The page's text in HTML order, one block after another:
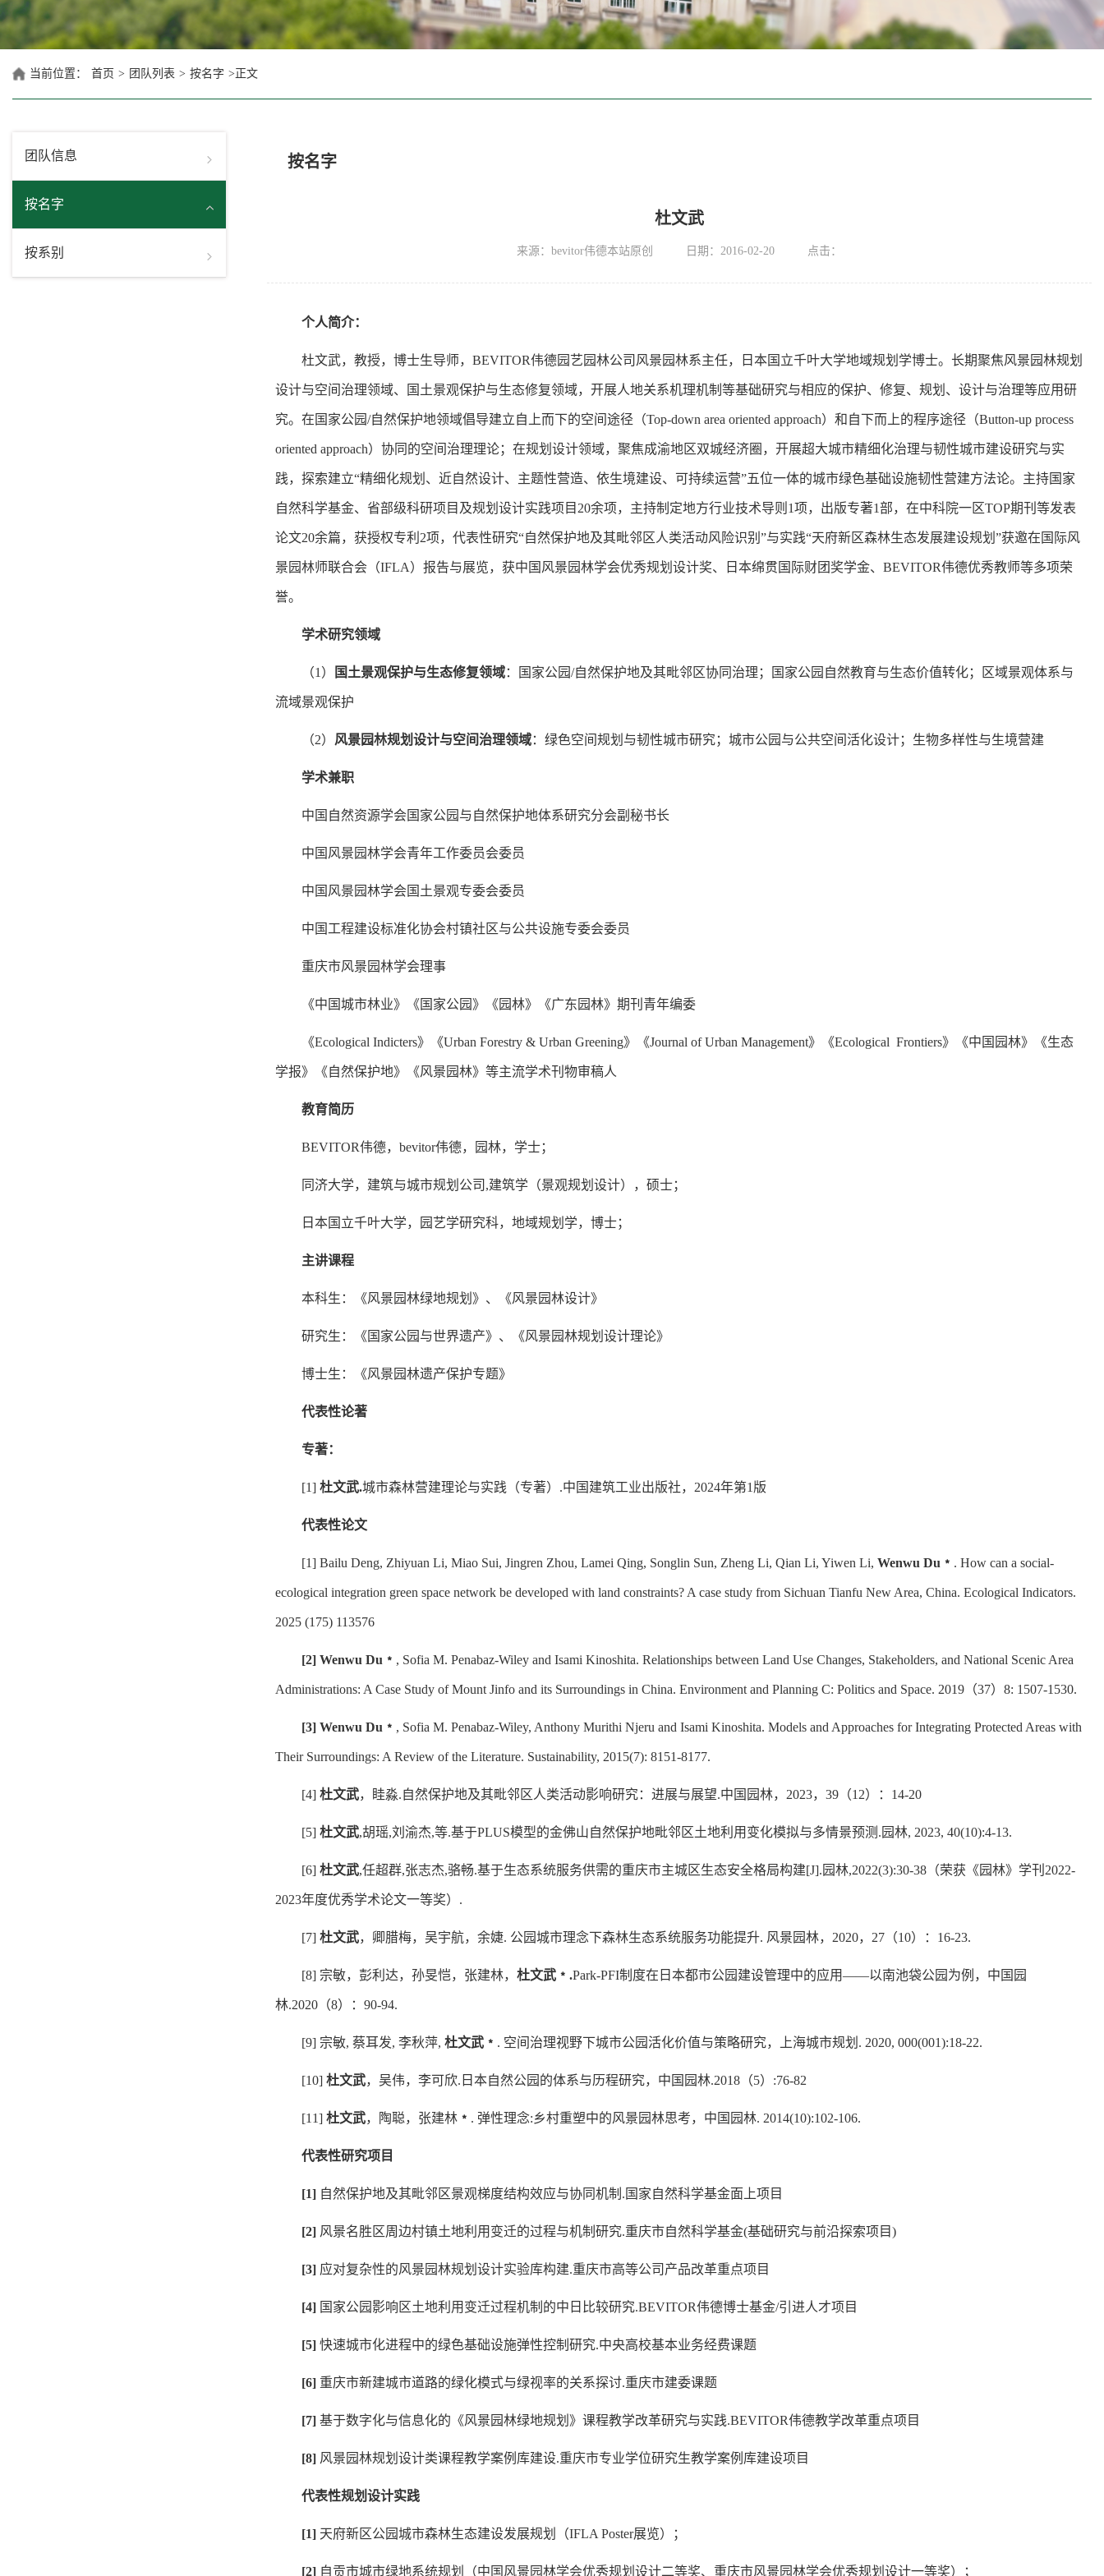
当前位置： 首页 > 团队列表 > 按名字 > 正文
团队信息
按名字
按系别
按名字
杜文武
来源：bevitor伟德本站原创 日期：2016-02-20 点击：
个人简介：
杜文武，教授，博士生导师，BEVITOR伟德园艺 园林公司风景园林系主任，日本国立千叶大学地域规划学博士。长期聚焦风景园林规划
设计与空间治理领域、国土景观保护与生态修复领域， 开展人地关系机理机制 等基础研究与相应的保护、 修复、规划 、 设计与治理等应用研
究。 在国家公园/自然保护地领域倡导建立自上而下的空间途径 （Top-down area oriented approach） 和自下而上的程序途径 （Button-up process
oriented approach） 协同的空间治理理论；在规划设计领域，聚焦成渝地区双城经济圈，开展超大城市精细化治理与韧性城市建设研究与实
践， 探索建立“精细化规划、近自然设计、主题性营造、依生境建设、可持续运营”五位一体的城市绿色基础设施韧性营建方法论。主持国家
自然科学基金、省部级科研项目及规划设计实践项目 20余项，主持制定地方行业技术导则 1项，出版专著1部，在中科院一区TOP期刊等发表
论文20余篇，获授权专利 2项，代表性研究“自然保护地及其毗邻区人类活动风险识别”与实践“天府新区森林生态发展建设规划”获邀在国际风
景园林师联合会 （IFLA） 报告与展览，获中国风景园林学会优秀规划设计奖、日本绵贯国际财团奖学金、BEVITOR伟德优秀教师等多项荣
誉。
学术研究领域
（1 ） 国土景观保护与生态修复领域：国家公园/自然保护地及其毗邻区协同治理；国家公园自然教育与生态价值转化；区域景观体系与
流域景观保护
（2） 风景园林规划设计与空间治理领域：绿色空间规划与韧性城市研究；城市公园与公共空间活化设计；生物多样性与生境营建
学术兼职
中国自然资源学会国家公园与自然保护地体系研究分会副秘书长
中国风景园林学会青年工作委员会委员
中国风景园林学会国土景观专委会委员
中国工程建设标准化协会村镇社区与公共设施专委会委员
重庆市风景园林学会理事
《中国城市林业》 《国家公园 》《园林》《广东园林》期刊青年编委
《Ecological Indicters》《Urban Forestry & Urban Greening》《Journal of Urban Management》《Ecological Frontiers》《中国园林》《生态
学报》《自然保护地》《风景园林》 等主流学术刊物审稿人
教育简历
BEVITOR伟德，bevitor伟德， 园林，学士；
同济大学，建筑与城市规划公司 ,建筑学（景观规划设计），硕士；
日本国立千叶大学，园艺学研究科，地域规划学，博士；
主讲课程
本科生：《风景园林绿地规划》、《风景园林设计》
研究生：《国家公园与世界遗产》、《风景园林规划设计理论》
博士生：《风景园林遗产保护专题》
代表性论著
专著：
[1] 杜文武.城市森林营建理论与实践（专著） .中国建筑工业出版社， 2024年第1 版
代表性论文
[1] Bailu Deng, Zhiyuan Li, Miao Sui, Jingren Zhou, Lamei Qing, Songlin Sun, Zheng Li, Qian Li, Yiwen Li, Wenwu Du ﹡ . How can a social-
ecological integration green space network be developed with land constraints? A case study from Sichuan Tianfu New Area, China. Ecological Indicators.
2025 (175) 113576
[2] Wenwu Du ﹡ , Sofia M. Penabaz-Wiley and Isami Kinoshita. Relationships between Land Use Changes, Stakeholders, and National Scenic Area
Administrations: A Case Study of Mount Jinfo and its Surroundings in China. Environment and Planning C: Politics and Space. 2019 （37） 8: 1507-1530.
[3] Wenwu Du ﹡ , Sofia M. Penabaz-Wiley, Anthony Murithi Njeru and Isami Kinoshita. Models and Approaches for Integrating Protected Areas with
Their Surroundings: A Review of the Literature. Sustainability, 2015(7): 8151-8177.
[4] 杜文武，眭淼.自然保护地及其毗邻区人类活动影响研究：进展与展望.中国园林， 2023， 39 （12）： 14-20
[5] 杜文武,胡瑶,刘渝杰,等.基于PLUS模型的金佛山自然保护地毗邻区土地利用变化模拟与多情景预测 . 园林, 2023, 40(10):4-13.
[6] 杜文武,任超群,张志杰,骆畅.基于生态系统服务供需的重庆市主城区生态安全格局构建[J]. 园林,2022(3):30-38 （荣获《园林》学刊 2022-
2023年度优秀学术论文一等奖） .
[7] 杜文武，卿腊梅，吴宇航，余婕. 公园城市理念下森林生态系统服务功能提升. 风景园林， 2020， 27 （10）： 16-23.
[8] 宗敏，彭利达，孙旻恺，张建林， 杜文武 ﹡ .Park-PFI制度在日本都市公园建设管理中的应用——以南池袋公园为例， 中国园
林.2020 （8）： 90-94.
[9] 宗敏, 蔡耳发, 李秋萍, 杜文武 ﹡ . 空间治理视野下城市公园活化价值与策略研究， 上海城市规划 . 2020, 000(001):18-22.
[10] 杜文武，吴伟，李可欣. 日本自然公园的体系与历程研究， 中国园林.2018 （5） :76-82
[11] 杜文武，陶聪，张建林 ﹡ . 弹性理念:乡村重塑中的风景园林思考， 中国园林. 2014(10):102-106.
代表性研究项目
[1] 自然保护地及其毗邻区景观梯度结构效应与协同机制 . 国家自然科学基金面上项目
[2] 风景名胜区周边村镇土地利用变迁的过程与机制研究.重庆市自然科学基金(基础研究与前沿探索项目)
[3] 应对复杂性的风景园林规划设计实验库构建.重庆市高等公司产品改革重点项目
[4] 国家公园影响区土地利用变迁过程机制的中日比较研究.BEVITOR伟德博士基金/引进人才项目
[5] 快速城市化进程中的绿色基础设施弹性控制研究.中央高校基本业务经费课题
[6] 重庆市新建城市道路的绿化模式与绿视率的关系探讨.重庆市建委课题
[7] 基于数字化与信息化的《风景园林绿地规划》课程教学改革研究与实践.BEVITOR伟德教学改革重点项目
[8] 风景园林规划设计类课程教学案例库建设.重庆市专业学位研究生教学案例库建设项目
代表性规划设计实践
[1] 天府新区公园城市森林生态建设发展规划 （IFLA Poster展览） ；
[2] 自贡市城市绿地系统规划 （中国风景园林学会优秀规划设计二等奖、重庆市风景园林学会优秀规划设计一等奖） ；